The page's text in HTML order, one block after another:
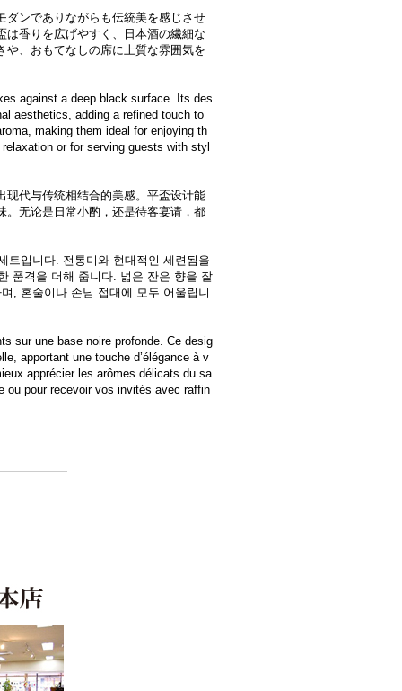
ダンでありながらも伝統美を感じさせ
香りを広げやすく、日本酒の繊細な
、おもてなしの席に上質な雰囲気を
against a deep black surface. Its des
aesthetics, adding a refined touch to
making them ideal for enjoying th
or for serving guests with styl
现代与传统相结合的美感。平盃设计能
。无论是日常小酌，还是待客宴请，都
트입니다. 전통미와 현대적인 세련됨을
품격을 더해 줍니다. 넓은 잔은 향을 잘
, 혼술이나 손님 접대에 모두 어울립니
sur une base noire profonde. Ce desig
apportant une touche d’élégance à v
apprécier les arômes délicats du sa
ou pour recevoir vos invités avec raffin